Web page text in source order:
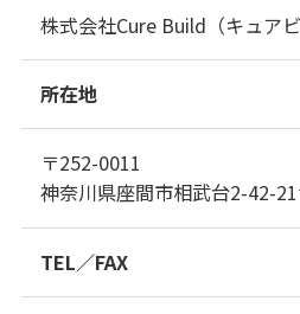
株式会社Cure Build（キュアビ
所在地
〒252-0011
神奈川県座間市相武台2-42-
TEL／FAX